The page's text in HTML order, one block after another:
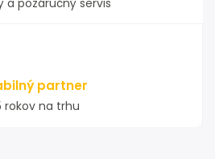
a pozáručný servis
partner
rokov na trhu